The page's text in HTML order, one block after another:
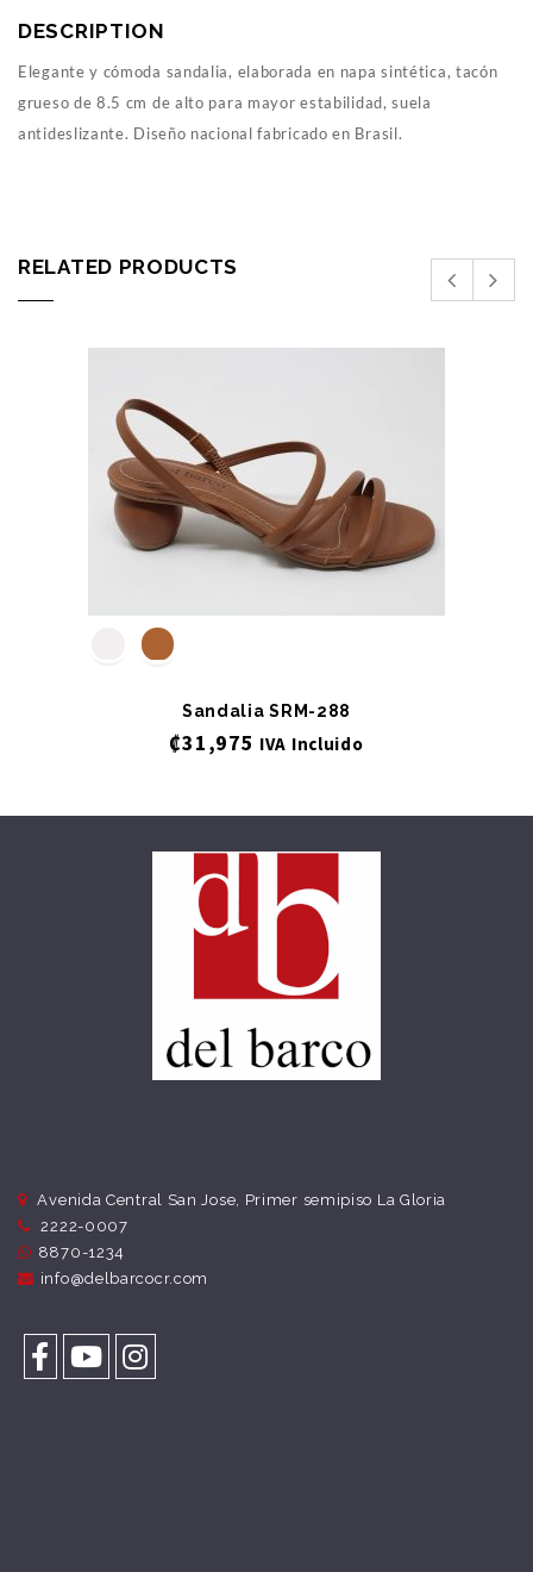
DESCRIPTION
Elegante y cómoda sandalia, elaborada en napa sintética, tacón
grueso de 8.5 cm de alto para mayor estabilidad, suela
antideslizante. Diseño nacional fabricado en Brasil.
RELATED PRODUCTS
Sandalia SRM-288
₡31,975 IVA Incluido
Avenida Central San Jose, Primer semipiso La Gloria
2222-0007
8870-1234
info@delbarcocr.com